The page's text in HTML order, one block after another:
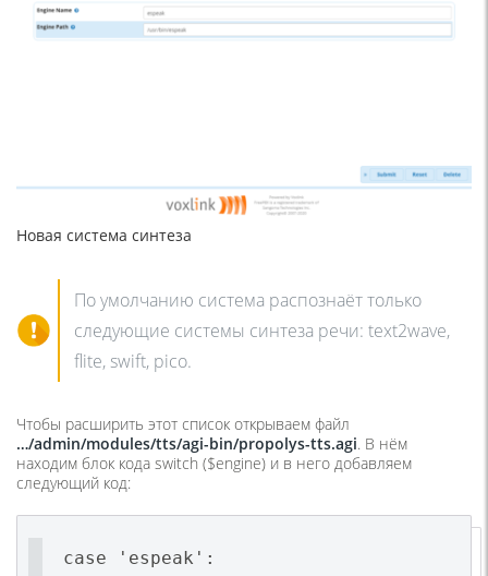
Новая система синтеза
По умолчанию система распознаёт только
следующие системы синтеза речи: text2wave,
flite, swift, pico.
Чтобы расширить этот список открываем файл
…/admin/modules/tts/agi-bin/propolys-tts.agi. В нём
находим блок кода switch ($engine) и в него добавляем
следующий код:
case 'espeak':